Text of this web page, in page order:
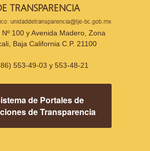
TRANSPARENCIA
100 y Avenida Madero, Zona
Baja California C.P. 21100
553-49-03 y 553-48-21
de Portales de
de Transparencia